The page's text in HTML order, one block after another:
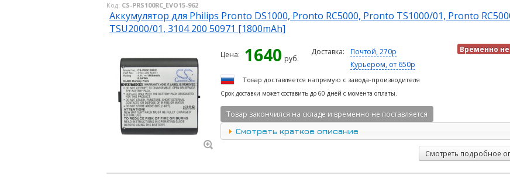
Код: CS-PRS100RC_EVO15-962
Аккумулятор для Philips Pronto DS1000, Pronto RC5000, Pronto TS1000/01, Pronto
TSU2000/01, 3104 200 50971 [1800mAh]
Цена: 1640 руб.
Доставка:
Почтой, 270р
Курьером, от 650р
Временно
Товар доставляется напрямую с завода-производителя
Срок доставки может составить до 60 дней с момента оплаты.
Товар закончился на складе и временно не поставляется
Смотреть краткое описание
Смотреть подробное